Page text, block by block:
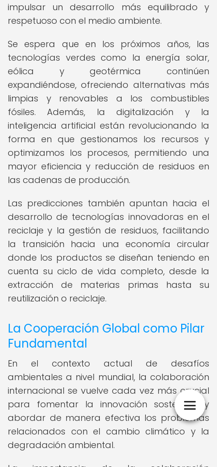
impulsar un desarrollo más equilibrado y
respetuoso con el medio ambiente.
Se espera que en los próximos años, las
tecnologías verdes como la energía solar,
eólica y geotérmica continúen
expandiéndose, ofreciendo alternativas más
limpias y renovables a los combustibles
fósiles. Además, la digitalización y la
inteligencia artificial están revolucionando la
forma en que gestionamos los recursos y
optimizamos los procesos, permitiendo una
mayor eficiencia y reducción de residuos en
las cadenas de producción.
Las predicciones también apuntan hacia el
desarrollo de tecnologías innovadoras en el
reciclaje y la gestión de residuos, facilitando
la transición hacia una economía circular
donde los productos se diseñan teniendo en
cuenta su ciclo de vida completo, desde la
extracción de materias primas hasta su
reutilización o reciclaje.
La Cooperación Global como Pilar
Fundamental
En el contexto actual de desafíos
ambientales a nivel mundial, la colaboración
internacional se vuelve cada vez más crucial
para fomentar la innovación sostenible y
abordar de manera efectiva los problemas
relacionados con el cambio climático y la
degradación ambiental.